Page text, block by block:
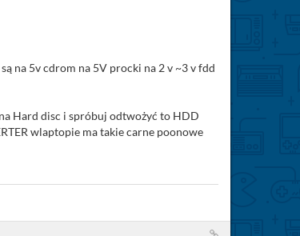
na 5v cdrom na 5V procki na 2 v ~3 v fdd
Hard disc i spróbuj odtwożyć to HDD
wlaptopie ma takie carne poonowe